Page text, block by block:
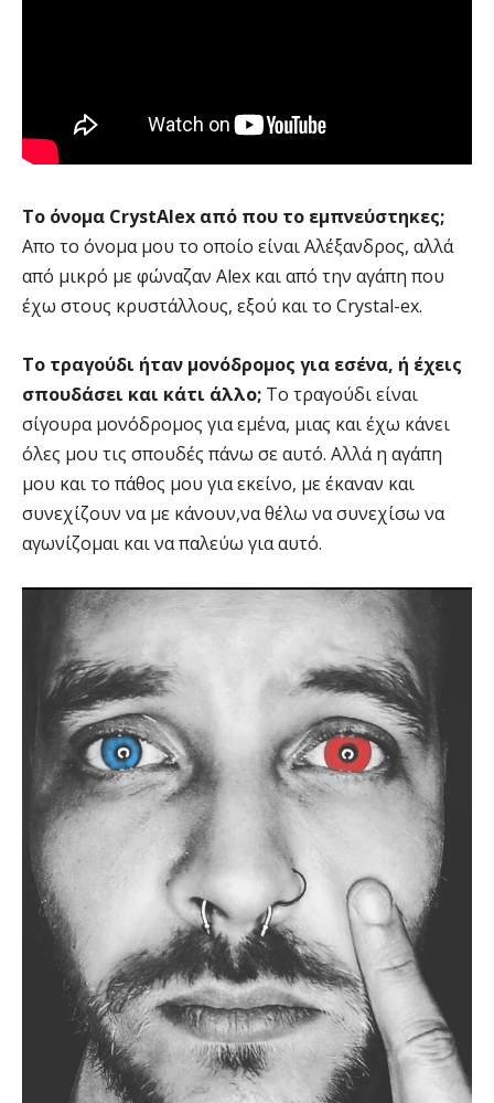
Το όνομα CrystAlex από που το εμπνεύστηκες;
Απο το όνομα μου το οποίο είναι Αλέξανδρος, αλλά
από μικρό με φώναζαν Alex και από την αγάπη που
έχω στους κρυστάλλους, εξού και το Crystal-ex.
Το τραγούδι ήταν μονόδρομος για εσένα, ή έχεις
σπουδάσει και κάτι άλλο; Το τραγούδι είναι
σίγουρα μονόδρομος για εμένα, μιας και έχω κάνει
όλες μου τις σπουδές πάνω σε αυτό. Αλλά η αγάπη
μου και το πάθος μου για εκείνο, με έκαναν και
συνεχίζουν να με κάνουν,να θέλω να συνεχίσω να
αγωνίζομαι και να παλεύω για αυτό.